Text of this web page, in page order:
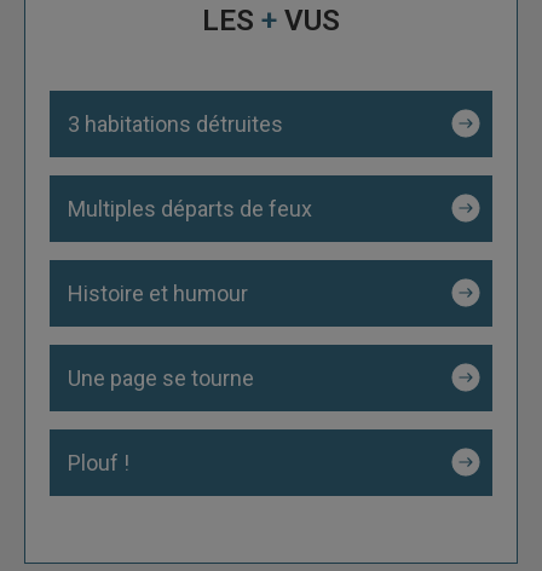
LES + VUS
3 habitations détruites
Multiples départs de feux
Histoire et humour
Une page se tourne
Plouf !